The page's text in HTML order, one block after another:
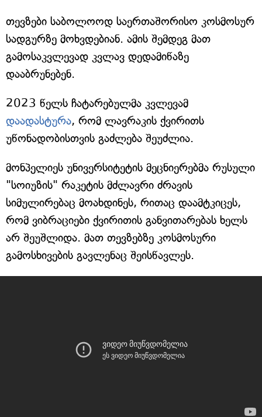
თევზები საბოლოოდ საერთაშორისო კოსმოსურ
სადგურზე მოხვდებიან. ამის შემდეგ მათ
გამოსაკვლევად კვლავ დედამიწაზე
დააბრუნებენ.
2023 წელს ჩატარებულმა კვლევამ
დაადასტურა, რომ ლავრაკის ქვირითს
უწონადობისთვის გაძლება შეუძლია.
მონპელიეს უნივერსიტეტის მეცნიერებმა რუსული
"სოიუზის" რაკეტის მძლავრი ძრავის
სიმულირებაც მოახდინეს, რითაც დაამტკიცეს,
რომ ვიბრაციები ქვირითის განვითარებას ხელს
არ შეუშლიდა. მათ თევზებზე კოსმოსური
გამოსხივების გავლენაც შეისწავლეს.